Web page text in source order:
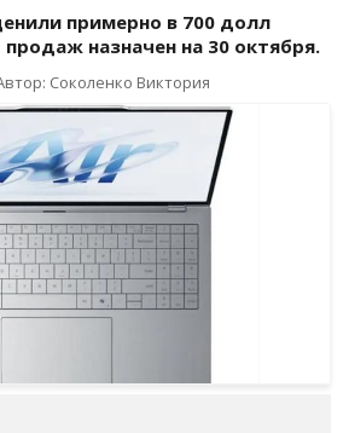
примерно в 700 долл
продаж назначен на 30 октября.
Соколенко Виктория